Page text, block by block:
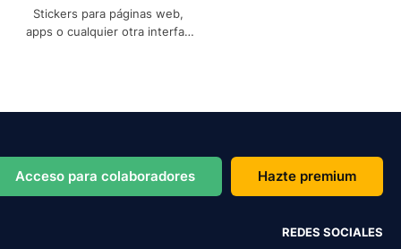
Stickers para páginas web,
apps o cualquier otra interfaz
Acceso para colaboradores Hazte premium
REDES SOCIALES